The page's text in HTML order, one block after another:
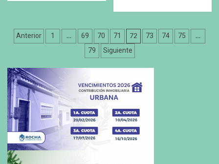
Paginación
entradas
Anterior 1 … 69 70 71 72 73 74 75 …
79 Siguiente